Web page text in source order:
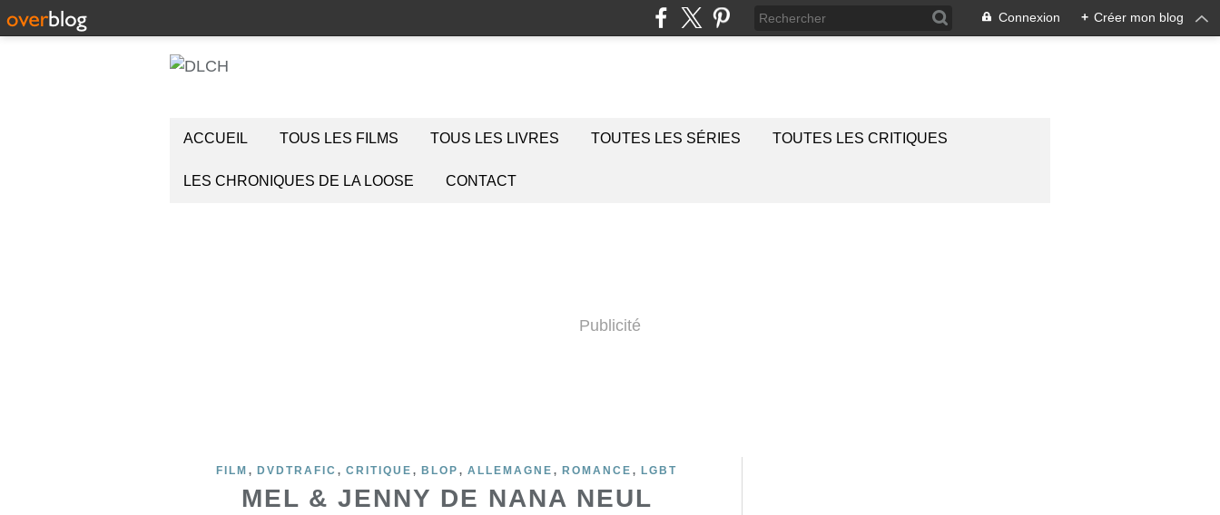
Connexion + Créer mon blog
ACCUEIL TOUS LES FILMS TOUS LES LIVRES TOUTES LES SÉRIES TOUTES LES CRITIQUES
LES CHRONIQUES DE LA LOOSE CONTACT
Publicité
FILM , DVDTRAFIC , CRITIQUE , BLOP , ALLEMAGNE , ROMANCE , LGBT
MEL & JENNY DE NANA NEUL